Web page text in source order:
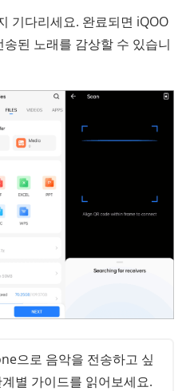
기다리세요. 완료되면 iQOO
된 노래를 감상할 수 있습니
으로 음악을 전송하고 싶
별 가이드를 읽어보세요.